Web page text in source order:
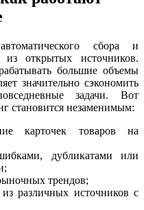
сбора и
из открытых источников.
большие объемы
значительно сэкономить
задачи. Вот
становится незаменимым:
карточек товаров на
дубликатами или
трендов;
различных источников с